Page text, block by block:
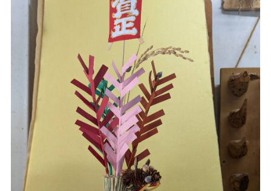
お問い合わせ・カタログ請求
家づくり無料相談会
OFFICIAL SNS